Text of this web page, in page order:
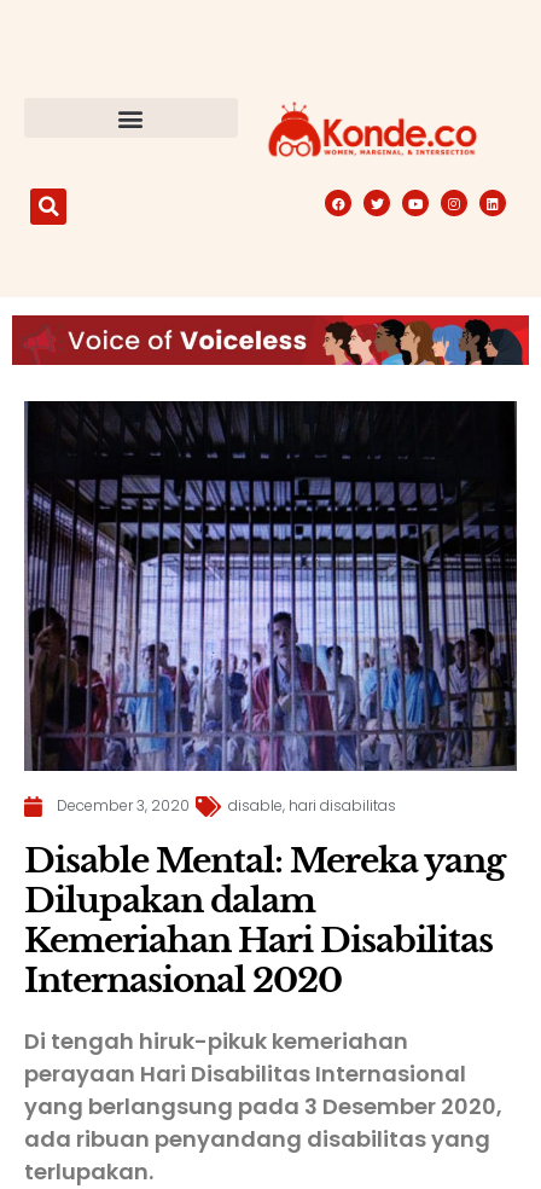
December 3, 2020 disable, hari disabilitas
Disable Mental: Mereka yang
Dilupakan dalam
Kemeriahan Hari Disabilitas
Internasional 2020
Di tengah hiruk-pikuk kemeriahan
perayaan Hari Disabilitas Internasional
yang berlangsung pada 3 Desember 2020,
ada ribuan penyandang disabilitas yang
terlupakan.